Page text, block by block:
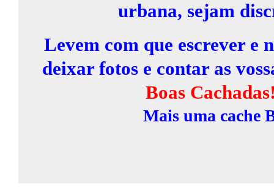
urbana, sejam
Levem com que escrever e
deixar fotos e contar as
Boas
Mais uma cache